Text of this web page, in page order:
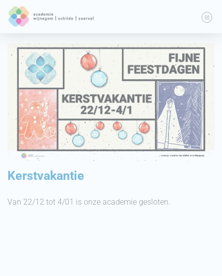
Kerstvakantie
Van 22/12 tot 4/01 is onze academie gesloten.